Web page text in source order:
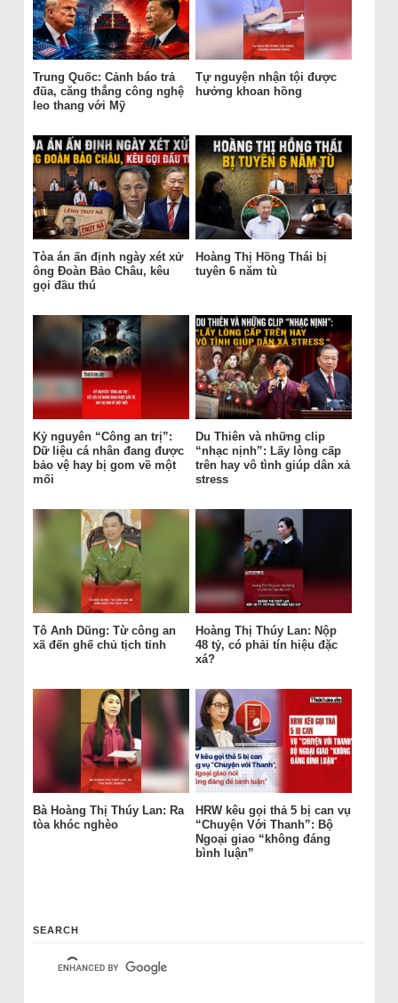
Trung Quốc: Cảnh báo trả
đũa, căng thẳng công nghệ
leo thang với Mỹ
Tự nguyện nhận tội được
hưởng khoan hồng
Tòa án ấn định ngày xét xử
ông Đoàn Bảo Châu, kêu
gọi đầu thú
Hoàng Thị Hồng Thái bị
tuyên 6 năm tù
Kỷ nguyên “Công an trị”:
Dữ liệu cá nhân đang được
bảo vệ hay bị gom về một
mối
Du Thiên và những clip
“nhạc nịnh”: Lấy lòng cấp
trên hay vô tình giúp dân xả
stress
Tô Anh Dũng: Từ công an
xã đến ghế chủ tịch tỉnh
Hoàng Thị Thúy Lan: Nộp
48 tỷ, có phải tín hiệu đặc
xá?
Bà Hoàng Thị Thúy Lan: Ra
tòa khóc nghèo
HRW kêu gọi thả 5 bị can vụ
“Chuyện Với Thanh”: Bộ
Ngoại giao “không đáng
bình luận”
SEARCH